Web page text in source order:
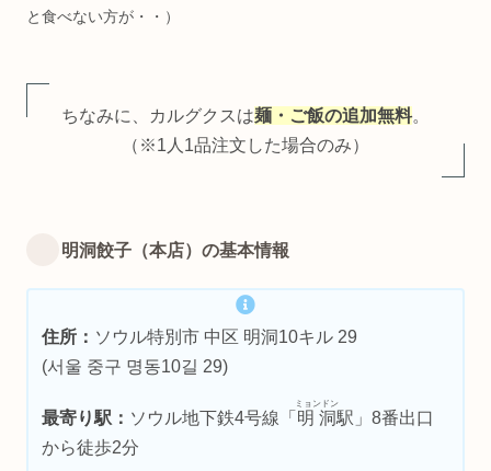
と食べない方が・・）
ちなみに、カルグクスは麺・ご飯の追加無料。
（※1人1品注文した場合のみ）
明洞餃子（本店）の基本情報
住所： ソウル特別市 中区 明洞10キル 29
(서울 중구 명동10길 29)
最寄り駅： ソウル地下鉄4号線「 明洞
ミョンドン
駅」8番出口
から徒歩2分